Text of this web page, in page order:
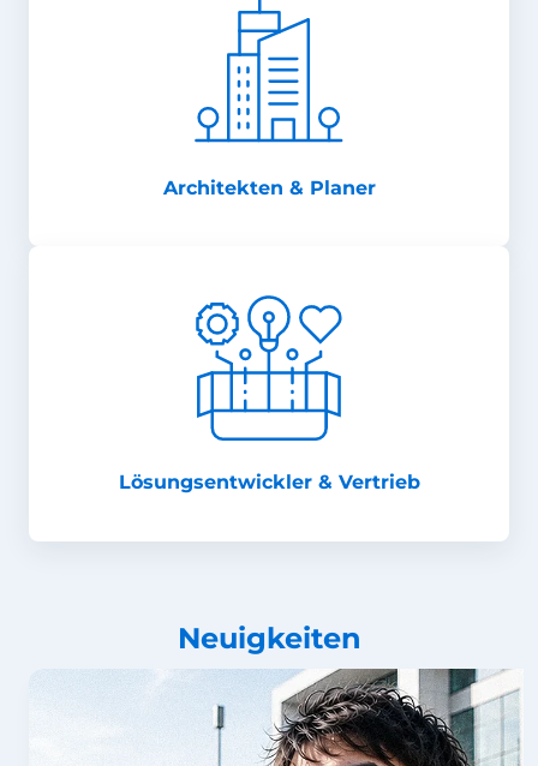
Architekten & Planer
Lösungsentwickler & Vertrieb
Neuigkeiten